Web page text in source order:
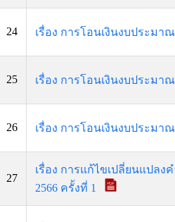
24 เรื่อง การโอนเงินงบประมา
25 เรื่อง การโอนเงินงบประมา
26 เรื่อง การโอนเงินงบประมา
27
เรื่อง การแก้ไขเปลี่ยนแปล
2566 ครั้งที่ 1